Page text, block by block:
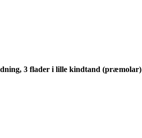
3 flader i lille kindtand (præmolar)